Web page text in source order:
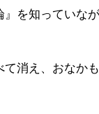
を知っていな
消え、おなか